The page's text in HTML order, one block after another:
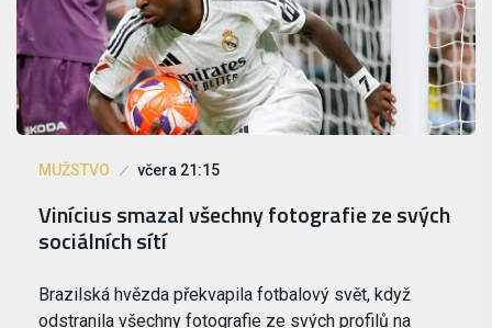
MUŽSTVO včera 21:15
Vinícius smazal všechny fotografie ze svých
sociálních sítí
Brazilská hvězda překvapila fotbalový svět, když
odstranila všechny fotografie ze svých profilů na